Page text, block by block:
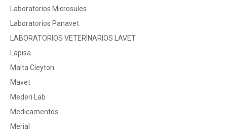
Laboratorios Microsules
Laboratorios Panavet
LABORATORIOS VETERINARIOS LAVET
Lapisa
Malta Cleyton
Mavet
Mederi Lab
Medicamentos
Merial